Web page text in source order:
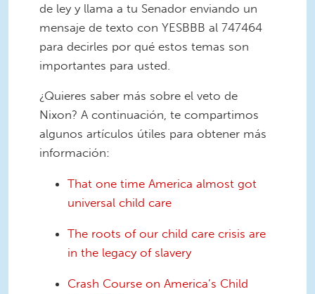
de ley y llama a tu Senador enviando un
mensaje de texto con YESBBB al 747464
para decirles por qué estos temas son
importantes para usted.
¿Quieres saber más sobre el veto de
Nixon? A continuación, te compartimos
algunos artículos útiles para obtener más
información:
That one time America almost got
universal child care
The roots of our child care crisis are
in the legacy of slavery
Crash Course on America’s Child